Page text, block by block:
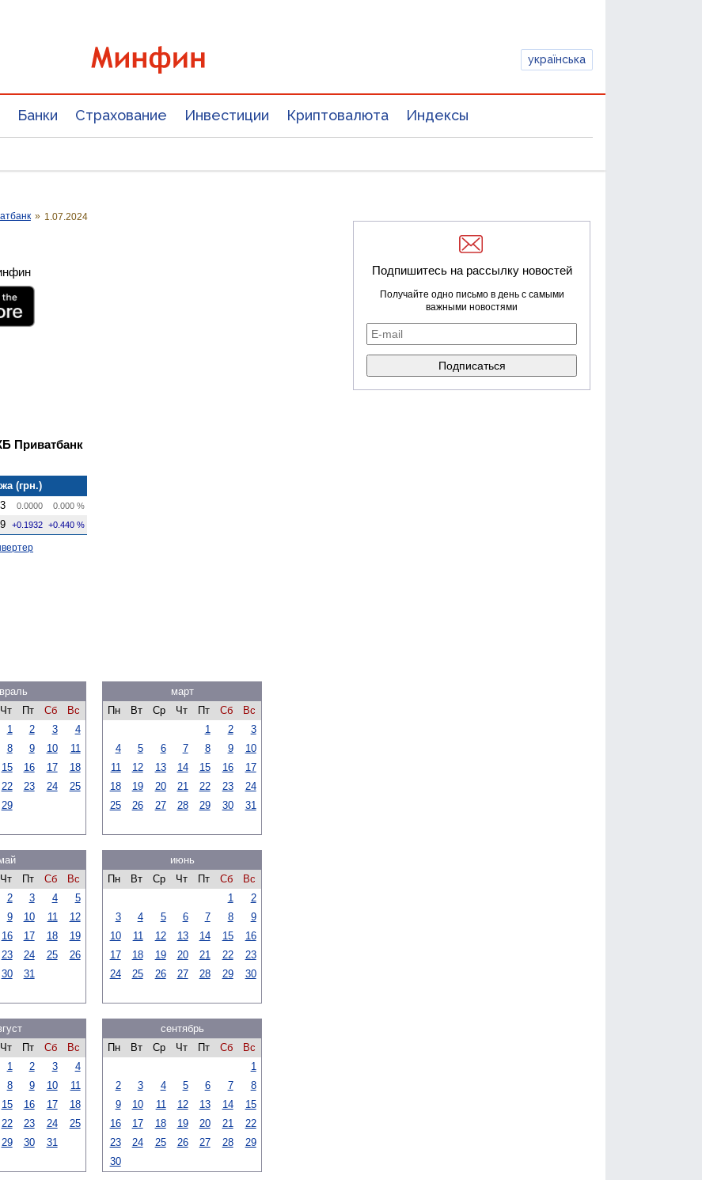
українська
Банки Страхование Инвестиции Криптовалюта Индексы
» 1.07.2024
Приватбанк
(грн.)
0.0000 0.000 %
+0.1932 +0.440 %
Чт Пт Сб
Вс
1
2 3
4
8 9 10
11
15 16 17
18
22 23 24
25
29
март
Пн
Вт Ср Чт Пт Сб
Вс
1
2
3
4
5 6 7 8 9
10
11
12 13 14 15 16
17
18
19 20 21 22 23
24
25
26 27 28 29 30 31
Чт Пт Сб
Вс
2 3 4
5
9 10 11
12
16 17 18
19
23 24 25
26
30 31
июнь
Пн
Вт Ср Чт Пт Сб
Вс
1
2
3
4 5 6 7 8
9
10
11 12 13 14 15
16
17
18 19 20 21 22
23
24
25 26 27 28 29 30
Чт Пт Сб
Вс
1
2 3
4
8 9 10
11
15 16 17
18
22 23 24
25
29 30 31
сентябрь
Пн
Вт Ср Чт Пт Сб
Вс
1
2
3 4 5 6 7
8
9
10 11 12 13 14
15
16
17 18 19 20 21
22
23
24 25 26 27 28
29
30
Подпишитесь на рассылку новостей
Получайте одно письмо в день с самыми
важными новостями